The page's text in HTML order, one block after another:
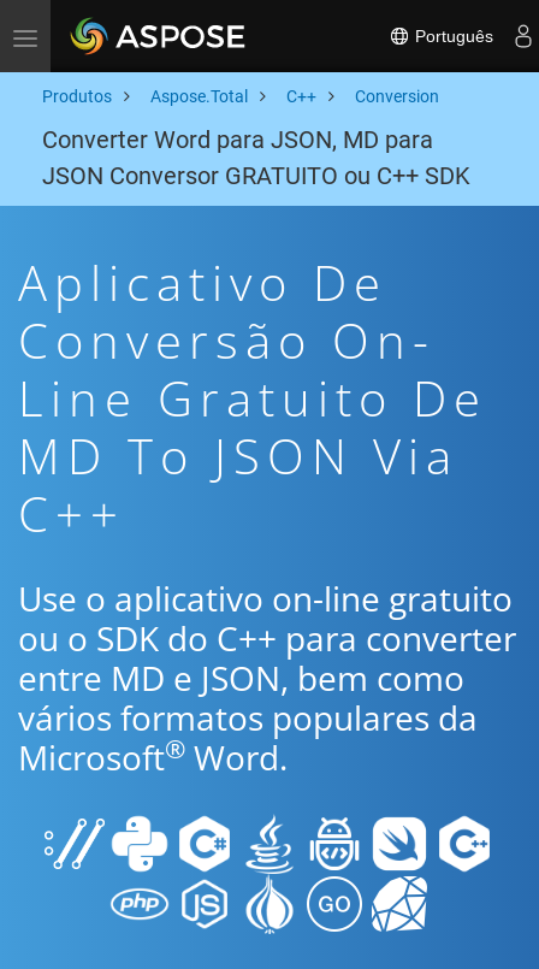
Toggle navigation Português
Produtos Aspose.Total C++ Conversion
Converter Word para JSON, MD para
JSON Conversor GRATUITO ou C++ SDK
Aplicativo De
Conversão On-
Line Gratuito De
MD To JSON Via
C++
Use o aplicativo on-line gratuito
ou o SDK do C++ para converter
entre MD e JSON, bem como
vários formatos populares da
Microsoft® Word.